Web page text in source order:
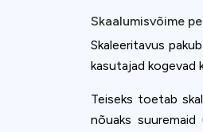
Skaalumisvõime
Skaleeritavus
kasutajad kogevad
Teiseks toetab
nõuaks